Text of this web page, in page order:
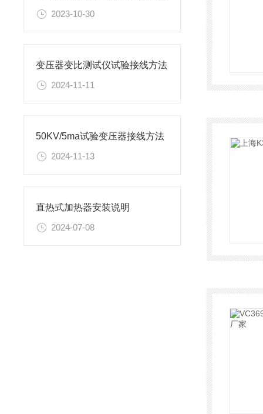
2023-10-30
变压器变比测试仪试验接线方法
2024-11-11
50KV/5ma试验变压器接线方法
2024-11-13
直热式加热器安装说明
2024-07-08